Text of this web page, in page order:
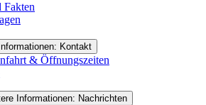
Fakten
Kontakt
& Öffnungszeiten
Informationen: Nachrichten